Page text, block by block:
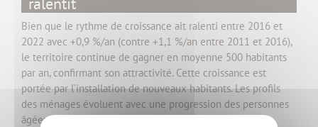
Bien que le rythme de croissance ait ralenti entre 2016 et
2022 avec +0,9 %/an (contre +1,1 %/an entre 2011 et 2016),
le territoire continue de gagner en moyenne 500 habitants
par an, confirmant son attractivité. Cette croissance est
portée par l’installation de nouveaux habitants. Les profils
des ménages évoluent avec une progression des personnes
âgées (+758 ménages âgés de +65 ans) et des familles